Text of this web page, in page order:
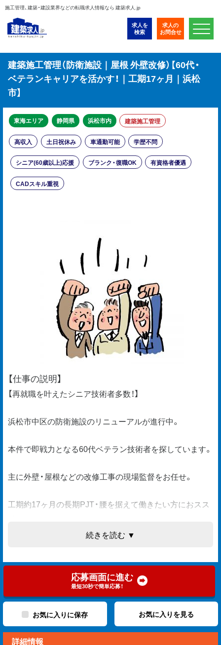
施工管理、建築・建設業界などの転職求人情報なら 建築求人.jp
求人を
検索
求人の
お問合せ
建築施工管理（防衛施設｜屋根 外壁改修）【60代・
ベテランキャリアを活かす！｜工期17ヶ月｜浜松
市】
東海エリア 静岡県 浜松市内 建築施工管理
高収入 土日祝休み 車通勤可能 学歴不問
シニア(60歳以上)応援 ブランク・復職OK 有資格者優遇
CADスキル重視
【仕事の説明】
【再就職を叶えたシニア技術者多数！】
浜松市中区の防衛施設のリニューアルが進行中。
本件で即戦力となる60代ベテラン技術者を探しています。
主に外壁・屋根などの改修工事の現場監督をお任せ。
工期約17ヶ月の長期PJT・腰を据えて働きたい方におスス
60歳以上の方（省令3号ニ）
JWCADのご経験者
【お仕事内容】
続きを読む ▼
応募画面に進む
最短30秒で簡単応募！
お気に入りに保存 お気に入りを見る
詳細情報